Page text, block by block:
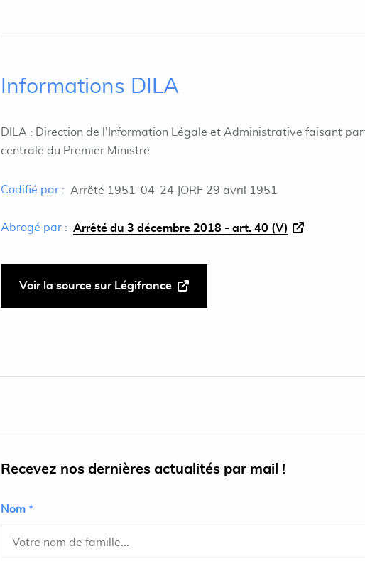
Informations DILA
DILA : Direction de l'Information Légale et Administrative faisant
centrale du Premier Ministre
Codifié par : Arrêté 1951-04-24 JORF 29 avril 1951
Abrogé par : Arrêté du 3 décembre 2018 - art. 40 (V)
Voir la source sur Légifrance
Recevez nos dernières actualités par mail !
Nom *